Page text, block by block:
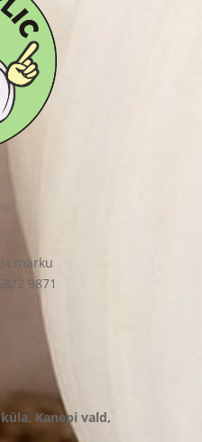
märku
9871
Kanepi vald,